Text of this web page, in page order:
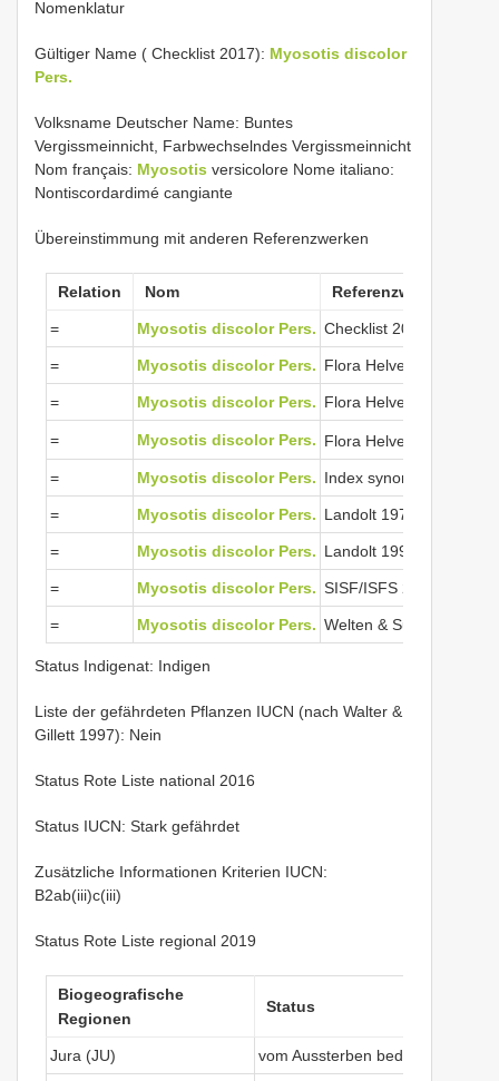
Nomenklatur
Gültiger Name ( Checklist 2017): Myosotis discolor
Pers.
Volksname Deutscher Name: Buntes
Vergissmeinnicht, Farbwechselndes Vergissmeinnicht
Nom français: Myosotis versicolore Nome italiano:
Nontiscordardimé cangiante
Übereinstimmung mit anderen Referenzwerken
Relation Nom Referenzwerke
= Myosotis discolor Pers. Checklist 2017
= Myosotis discolor Pers. Flora Helvetica 2001
= Myosotis discolor Pers. Flora Helvetica 2012
= Myosotis discolor Pers. Flora Helvetica 2018
= Myosotis discolor Pers. Index synonymique
= Myosotis discolor Pers. Landolt 1977
= Myosotis discolor Pers. Landolt 1991
= Myosotis discolor Pers. SISF/ISFS 2
= Myosotis discolor Pers. Welten & Sutter 1982
Status Indigenat: Indigen
Liste der gefährdeten Pflanzen IUCN (nach Walter &
Gillett 1997): Nein
Status Rote Liste national 2016
Status IUCN: Stark gefährdet
Zusätzliche Informationen Kriterien IUCN:
B2ab(iii)c(iii)
Status Rote Liste regional 2019
Biogeografische
Regionen
Status
Jura (JU) vom Aussterben bedroht